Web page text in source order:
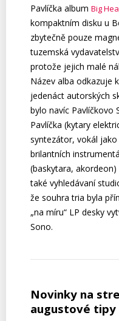
Pavlíčka album Big
kompaktním disku u
zbytečně pouze
tuzemská
protože jejich malé
Název alba odkazuje
jedenáct autorských
bylo navíc Pavlíčkovo
Pavlíčka (kytary
syntezátor, vokál
brilantních
(baskytara, akordeon)
také vyhledávaní
že souhra tria byla
„na míru“ LP desky
Sono.
Novinky na
augustové tipy